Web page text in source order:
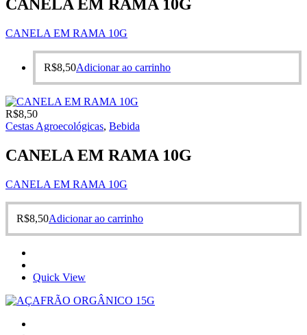
CANELA EM RAMA 10G
CANELA EM RAMA 10G
R$8,50Adicionar ao carrinho
R$8,50
Cestas Agroecológicas, Bebida
CANELA EM RAMA 10G
CANELA EM RAMA 10G
R$8,50Adicionar ao carrinho
Quick View